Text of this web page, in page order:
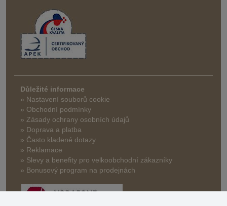
Důležité informace
» Nastavení souborů cookie
» Obchodní podmínky
» Zásady ochrany osobních údajů
» Doprava a platba
» Často kladené dotazy
» Reklamace
» Slevy a benefity pro velkoobchodní zákazníky
» Bonusový program na prodejnách